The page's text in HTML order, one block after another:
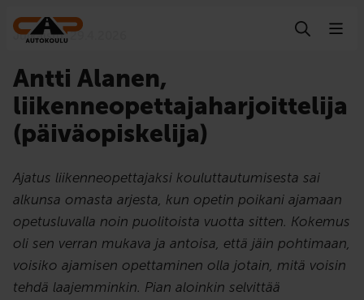
Julkaistu:29.4.2026
Antti Alanen,
liikenneopettajaharjoittelija
(päiväopiskelija)
Ajatus liikenneopettajaksi kouluttautumisesta sai
alkunsa omasta arjesta, kun opetin poikani ajamaan
opetusluvalla noin puolitoista vuotta sitten. Kokemus
oli sen verran mukava ja antoisa, että jäin pohtimaan,
voisiko ajamisen opettaminen olla jotain, mitä voisin
tehdä laajemminkin. Pian aloinkin selvittää